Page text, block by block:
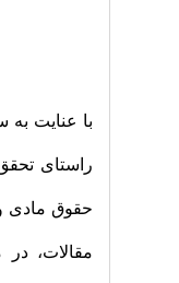
با عنایت
راستای
حقوق مادی
مقالات،